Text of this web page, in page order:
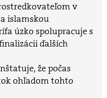
v
islamskou
úzko spolupracuje s
ďalších
že počas
ohľadom tohto